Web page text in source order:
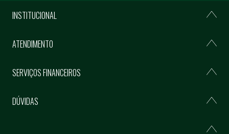
INSTITUCIONAL
ATENDIMENTO
SERVIÇOS FINANCEIROS
DÚVIDAS